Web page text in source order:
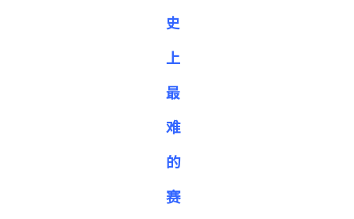
史
上
最
难
的
赛